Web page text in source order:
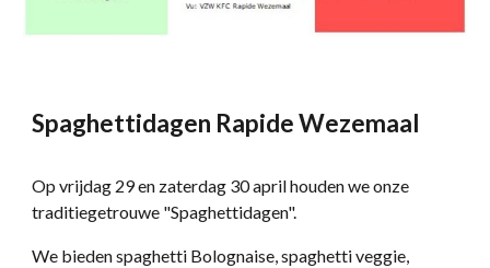
Spaghettidagen Rapide Wezemaal
Op vrijdag 29 en zaterdag 30 april houden we onze
traditiegetrouwe "Spaghettidagen".
We bieden spaghetti Bolognaise, spaghetti veggie,